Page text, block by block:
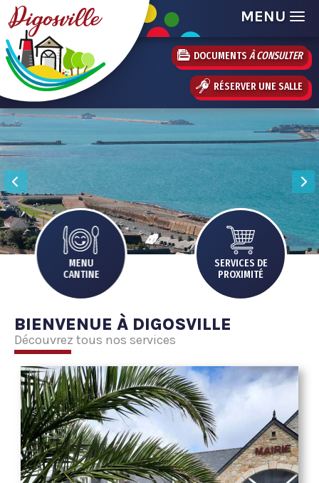
MENU
DOCUMENTSÀ CONSULTER
RÉSERVER UNE SALLE
MENU
CANTINE
SERVICES DE
PROXIMITÉ
BIENVENUE À DIGOSVILLE
Découvrez tous nos services